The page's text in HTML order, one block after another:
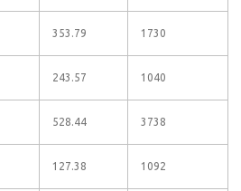
353.79 1730
243.57 1040
528.44 3738
127.38 1092